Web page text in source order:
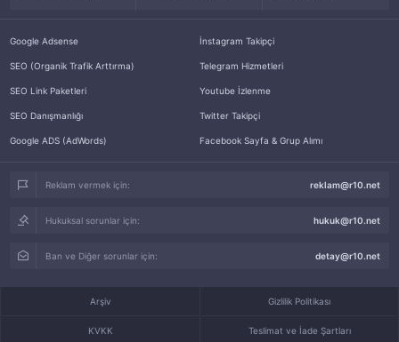
Google Adsense
SEO (Organik Trafik Arttırma)
SEO Link Paketleri
SEO Danışmanlığı
Google ADS (AdWords)
İnstagram Takipçi
Telegram Hizmetleri
Youtube İzlenme
Twitter Takipçi
Facebook Sayfa & Grup Alımı
Reklam vermek için: reklam@r10.net
Hukuksal sorunlar için: hukuk@r10.net
Ban ve Diğer sorunlar için: detay@r10.net
Arşiv Gizlilik Politikası
KVKK Teslimat ve İade Şartları